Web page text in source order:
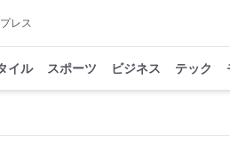
レス
イル スポーツ ビジネス テック